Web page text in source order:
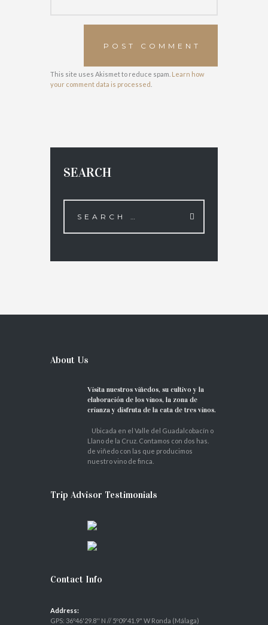
This site uses Akismet to reduce spam. Learn how
your comment data is processed
SEARCH
About Us
Visita nuestros viñedos, su cultivo y la
elaboración de los vinos, la zona de
crianza y disfruta de la cata de tres vinos.
Ubicada en el Valle del Guadalcobacín o
Llano de la Cruz. Contamos con dos has.
de viñedo con las que producimos
nuestro vino de finca.
Trip Advisor Testimonials
Contact Info
Address:
GPS: 36º46'29.8'' N // 5º09'41.9" W Ronda (Málaga)